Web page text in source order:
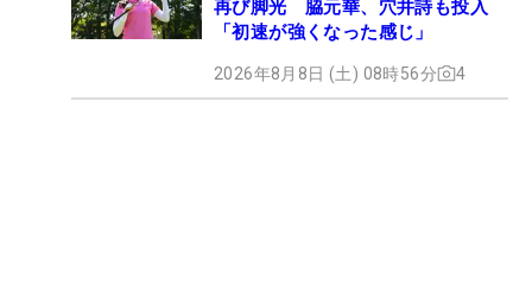
再び脚光 脇元華、穴井詩も投入
「初速が強くなった感じ」
2026年8月8日 (土) 08時56分 4